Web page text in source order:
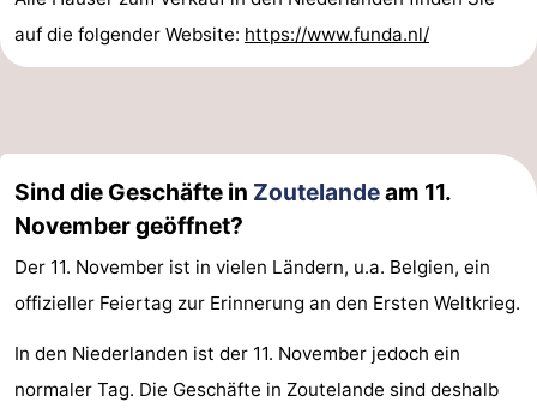
auf die folgender Website: https://www.funda.nl/
Sind die Geschäfte in Zoutelandeam 11.
November geöffnet?
Der 11. November ist in vielen Ländern, u.a. Belgien, ein
offizieller Feiertag zur Erinnerung an den Ersten Weltkrieg.
In den Niederlanden ist der 11. November jedoch ein
normaler Tag. Die Geschäfte in Zoutelande sind deshalb